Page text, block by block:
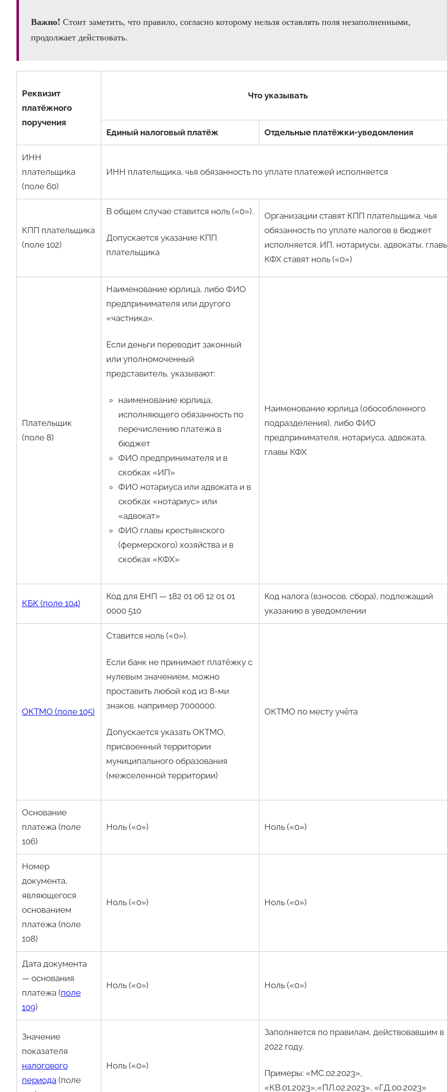
Важно! Стоит заметить, что правило, согласно которому нельзя оставлять поля незаполненными,
продолжает действовать.
Реквизит
платёжного
поручения
Что указывать
Единый налоговый платёж Отдельные платёжки-уведомления
ИНН
плательщика
(поле 60)
ИНН плательщика, чья обязанность по уплате платежей исполняется
КПП плательщика
(поле 102)
В общем случае ставится ноль («0»).
Допускается указание КПП
плательщика
Организации ставят КПП плательщика, чья
обязанность по уплате налогов в бюджет
исполняется. ИП, нотариусы, адвокаты,
КФХ ставят ноль («0»)
Плательщик
(поле 8)
Наименование юрлица, либо ФИО
предпринимателя или другого
«частника».
Если деньги переводит законный
или уполномоченный
представитель, указывают:
наименование юрлица,
исполняющего обязанность по
перечислению платежа в
бюджет
ФИО предпринимателя и в
скобках «ИП»
ФИО нотариуса или адвоката и в
скобках «нотариус» или
«адвокат»
ФИО главы крестьянского
(фермерского) хозяйства и в
скобках «КФХ»
Наименование юрлица (обособленного
подразделения), либо ФИО
предпринимателя, нотариуса, адвоката,
главы КФХ
КБК (поле 104)
Код для ЕНП — 182 01 06 12 01 01
0000 510
Код налога (взносов, сбора), подлежащий
указанию в уведомлении
ОКТМО (поле 105)
Ставится ноль («0»).
Если банк не принимает платёжку с
нулевым значением, можно
проставить любой код из 8-ми
знаков, например 7000000.
Допускается указать ОКТМО,
присвоенный территории
муниципального образования
(межселенной территории)
ОКТМО по месту учёта
Основание
платежа (поле
106)
Ноль («0») Ноль («0»)
Номер
документа,
являющегося
основанием
платежа (поле
108)
Ноль («0») Ноль («0»)
Дата документа
— основания
платежа (поле
109)
Ноль («0») Ноль («0»)
Значение
показателя
налогового
периода (поле
Ноль («0»)
Заполняется по правилам, действовавшим в
2022 году.
Примеры: «МС.02.2023»,
«КВ.01.2023»,«ПЛ.02.2023», «ГД.00.2023»